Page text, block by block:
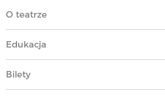
O teatrze
Edukacja
Bilety